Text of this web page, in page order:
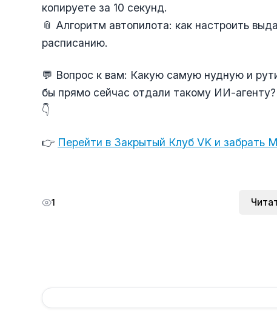
копируете за 10 секунд.
📎 Алгоритм автопилота: как настроить
расписанию.
💬 Вопрос к вам: Какую самую нудную и
бы прямо сейчас отдали такому ИИ-
👇
👉 Перейти в Закрытый Клуб VK и забрать
1